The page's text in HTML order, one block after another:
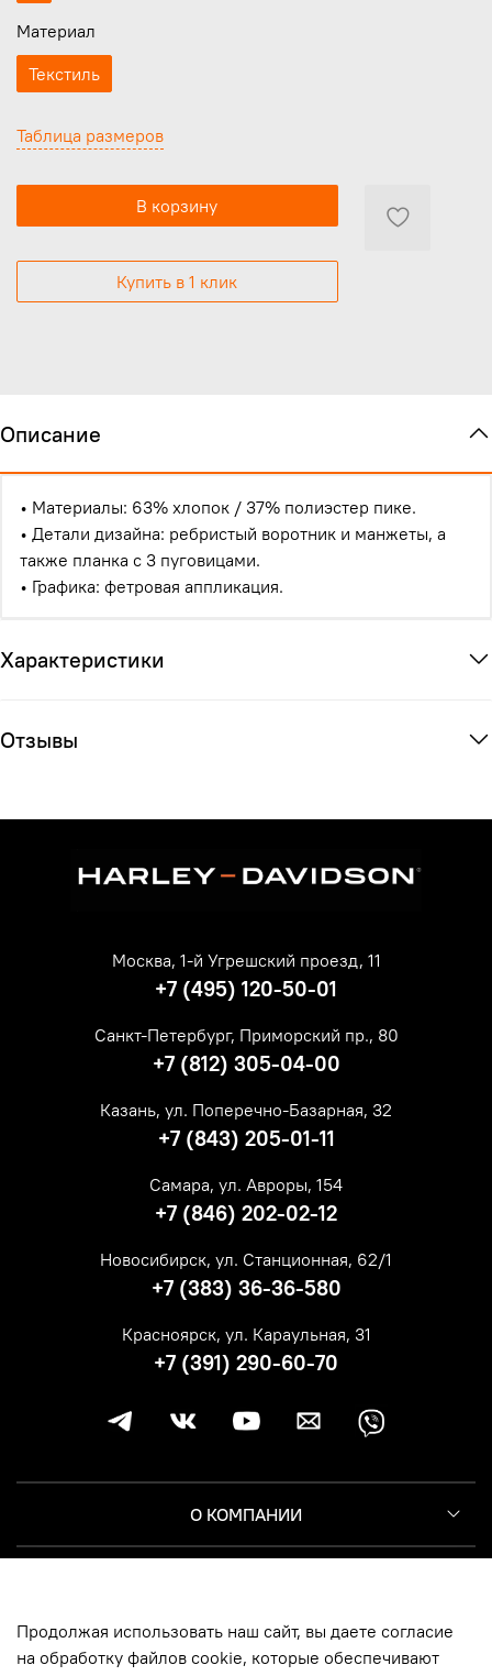
Таблица размеров
В корзину
Купить в 1 клик
Материал
Текстиль
Описание
• Материалы: 63% хлопок / 37% полиэстер пике.
• Детали дизайна: ребристый воротник и манжеты, а
также планка с 3 пуговицами.
• Графика: фетровая аппликация.
Характеристики
Отзывы
О КОМПАНИИ
ИНФОРМАЦИЯ
Москва, 1-й Угрешский проезд, 11
+7 (495) 120-50-01
Санкт-Петербург, Приморский пр., 80
+7 (812) 305-04-00
Казань, ул. Поперечно-Базарная, 32
+7 (843) 205-01-11
Самара, ул. Авроры, 154
+7 (846) 202-02-12
Новосибирск, ул. Станционная, 62/1
+7 (383) 36-36-580
Красноярск, ул. Караульная, 31
+7 (391) 290-60-70
Продолжая использовать наш сайт, вы даете согласие
на обработку файлов cookie, которые обеспечивают